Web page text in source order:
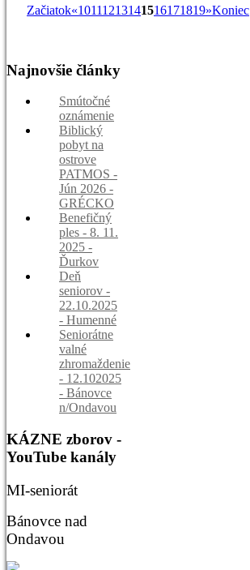
Začiatok«10111213141516171819»Koniec
Najnovšie články
Smútočné
oznámenie
Biblický
pobyt na
ostrove
PATMOS -
Jún 2026 -
GRÉCKO
Benefičný
ples - 8. 11.
2025 -
Ďurkov
Deň
seniorov -
22.10.2025
- Humenné
Seniorátne
valné
zhromaždenie
- 12.102025
- Bánovce
n/Ondavou
KÁZNE zborov -
YouTube kanály
MI-seniorát
Bánovce nad
Ondavou